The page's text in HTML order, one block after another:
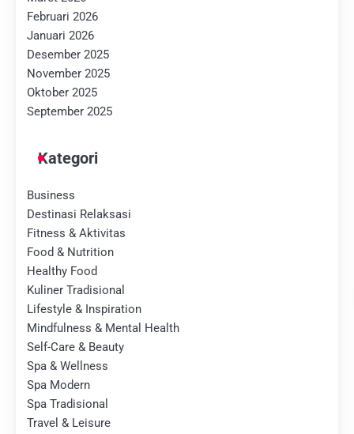
Februari 2026
Januari 2026
Desember 2025
November 2025
Oktober 2025
September 2025
Kategori
Business
Destinasi Relaksasi
Fitness & Aktivitas
Food & Nutrition
Healthy Food
Kuliner Tradisional
Lifestyle & Inspiration
Mindfulness & Mental Health
Self-Care & Beauty
Spa & Wellness
Spa Modern
Spa Tradisional
Travel & Leisure